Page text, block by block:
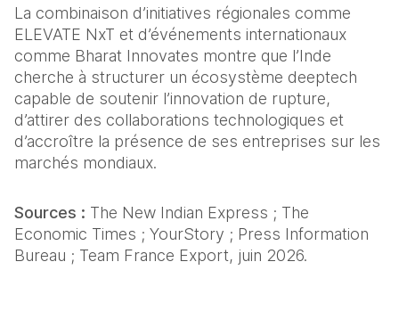
La combinaison d’initiatives régionales comme
ELEVATE NxT et d’événements internationaux
comme Bharat Innovates montre que l’Inde
cherche à structurer un écosystème deeptech
capable de soutenir l’innovation de rupture,
d’attirer des collaborations technologiques et
d’accroître la présence de ses entreprises sur les
marchés mondiaux.
Sources : The New Indian Express ; The
Economic Times ; YourStory ; Press Information
Bureau ; Team France Export, juin 2026.